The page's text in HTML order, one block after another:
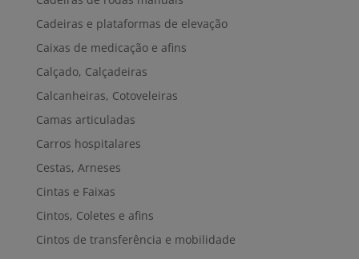
Cadeiras e plataformas de elevação
Caixas de medicação e afins
Calçado, Calçadeiras
Calcanheiras, Cotoveleiras
Camas articuladas
Carros hospitalares
Cestas, Arneses
Cintas e Faixas
Cintos, Coletes e afins
Cintos de transferência e mobilidade